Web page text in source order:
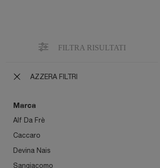
FILTRA RISULTATI
AZZERA FILTRI
Marca
Alf Da Frè
Caccaro
Devina Nais
Sangiacomo